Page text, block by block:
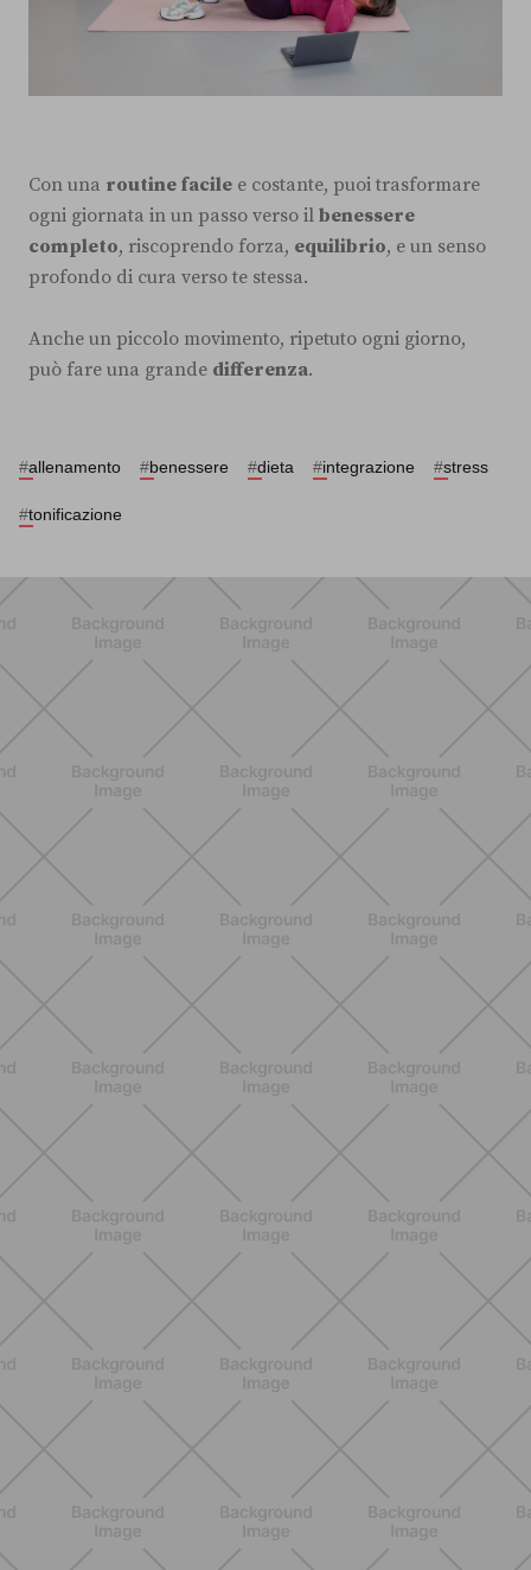
Con una routine facile e costante, puoi trasformare
ogni giornata in un passo verso il benessere
completo, riscoprendo forza, equilibrio, e un senso
profondo di cura verso te stessa.
Anche un piccolo movimento, ripetuto ogni giorno,
può fare una grande differenza.
#allenamento #benessere #dieta #integrazione #stress
#tonificazione